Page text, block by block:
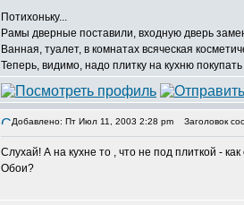
Потихоньку...
Рамы дверные поставили, входную дверь
Ванная, туалет, в комнатах всяческая
Теперь, видимо, надо плитку на кухню
Добавлено: Пт Июл 11, 2003 2:28 pm Заголовок
Слухай! А на кухне то , что не под плиткой -
Обои?